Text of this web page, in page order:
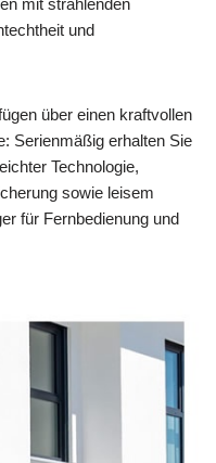
mit strahlenden
und
über einen kraftvollen
Serienmäßig erhalten Sie
Technologie,
sowie leisem
für Fernbedienung und